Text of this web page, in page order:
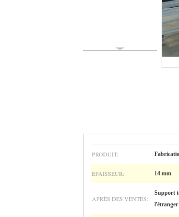
PRODUIT:
ÉPAISSEUR: 14 mm
APRÈS DES VENTES:
Support
l'étranger